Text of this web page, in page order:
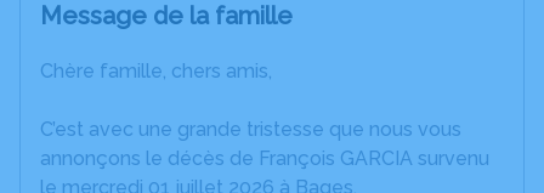
Message de la famille
Chère famille, chers amis,
C’est avec une grande tristesse que nous vous
annonçons le décès de François GARCIA survenu
le mercredi 01 juillet 2026 à Bages.